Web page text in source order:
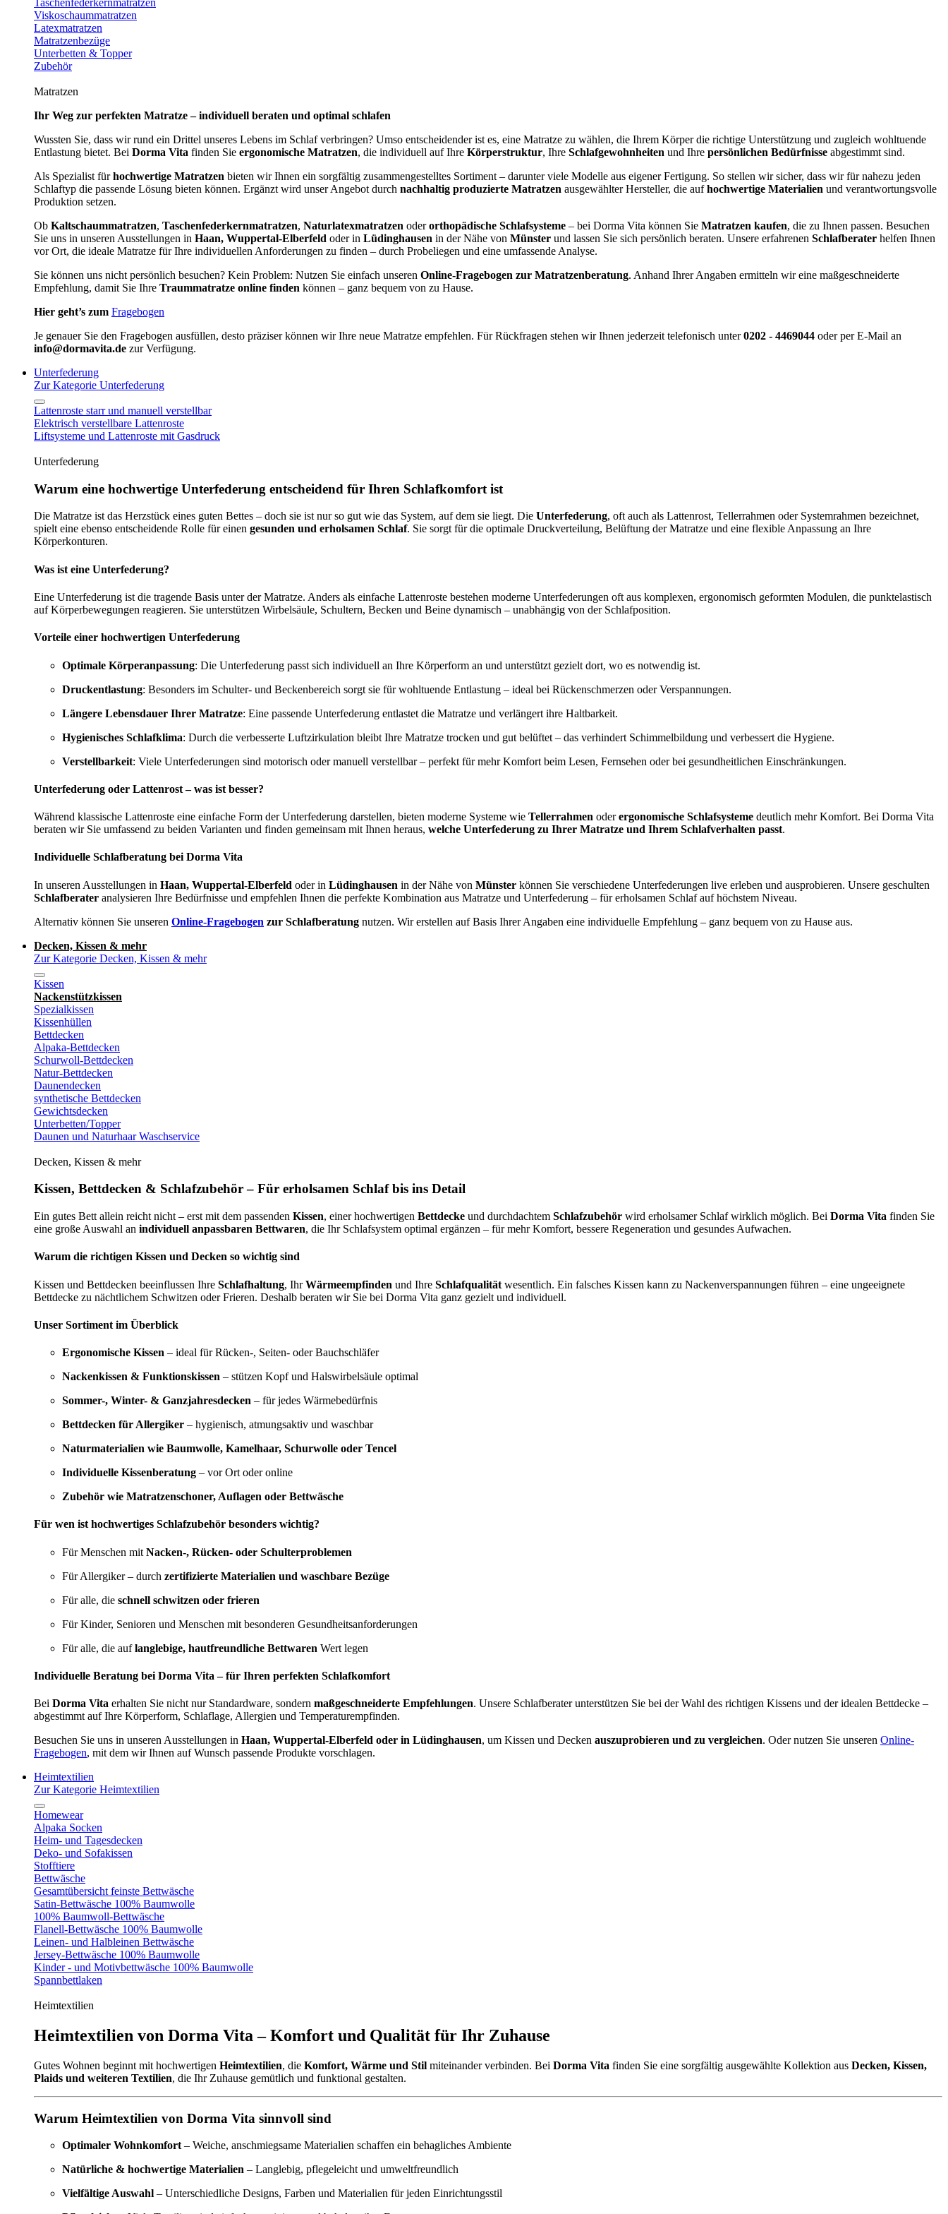
Taschenfederkernmatratzen
Viskoschaummatratzen
Latexmatratzen
Matratzenbezüge
Unterbetten & Topper
Zubehör
Matratzen
Ihr Weg zur perfekten Matratze – individuell beraten und optimal schlafen
Wussten Sie, dass wir rund ein Drittel unseres Lebens im Schlaf verbringen? Umso entscheidender ist es, eine Matratze zu wählen, die Ihrem Körper die richtige Unterstützung und zugleich wohltuende
Entlastung bietet. Bei Dorma Vita finden Sie ergonomische Matratzen, die individuell auf Ihre Körperstruktur, Ihre Schlafgewohnheiten und Ihre persönlichen Bedürfnisse abgestimmt sind.
Als Spezialist fürhochwertige Matratzen bieten wir Ihnen ein sorgfältig zusammengestelltes Sortiment – darunter viele Modelle aus eigener Fertigung. So stellen wir sicher, dass wir für nahezu jeden
Schlaftyp die passende Lösung bieten können. Ergänzt wird unser Angebot durch nachhaltig produzierte Matratzen ausgewählter Hersteller, die aufhochwertige Materialien und verantwortungsvolle
Produktion setzen.
Ob Kaltschaummatratzen, Taschenfederkernmatratzen, Naturlatexmatratzen oderorthopädische Schlafsysteme – bei Dorma Vita können Sie Matratzen kaufen, die zu Ihnen passen. Besuchen
Sie uns in unseren Ausstellungen in Haan, Wuppertal-Elberfeld oder in Lüdinghausen in der Nähe von Münster und lassen Sie sich persönlich beraten. Unsere erfahrenen Schlafberater helfen Ihnen
vor Ort, die ideale Matratze für Ihre individuellen Anforderungen zu finden – durch Probeliegen und eine umfassende Analyse.
Sie können uns nicht persönlich besuchen? Kein Problem: Nutzen Sie einfach unseren Online-Fragebogen zur Matratzenberatung. Anhand Ihrer Angaben ermitteln wir eine maßgeschneiderte
Empfehlung, damit Sie Ihre Traummatratze online finden können – ganz bequem von zu Hause.
Hier geht’s zum Fragebogen
Je genauer Sie den Fragebogen ausfüllen, desto präziser können wir Ihre neue Matratze empfehlen. Für Rückfragen stehen wir Ihnen jederzeit telefonisch unter0202 - 4469044 oder per E-Mail an
info@dormavita.de zur Verfügung.
Unterfederung
Zur Kategorie Unterfederung
Lattenroste starr und manuell verstellbar
Elektrisch verstellbare Lattenroste
Liftsysteme und Lattenroste mit Gasdruck
Unterfederung
Warum eine hochwertige Unterfederung entscheidend für Ihren Schlafkomfort ist
Die Matratze ist das Herzstück eines guten Bettes – doch sie ist nur so gut wie das System, auf dem sie liegt. Die Unterfederung, oft auch als Lattenrost, Tellerrahmen oder Systemrahmen bezeichnet,
spielt eine ebenso entscheidende Rolle für einen gesunden und erholsamen Schlaf. Sie sorgt für die optimale Druckverteilung, Belüftung der Matratze und eine flexible Anpassung an Ihre
Körperkonturen.
Was ist eine Unterfederung?
Eine Unterfederung ist die tragende Basis unter der Matratze. Anders als einfache Lattenroste bestehen moderne Unterfederungen oft aus komplexen, ergonomisch geformten Modulen, die punktelastisch
auf Körperbewegungen reagieren. Sie unterstützen Wirbelsäule, Schultern, Becken und Beine dynamisch – unabhängig von der Schlafposition.
Vorteile einer hochwertigen Unterfederung
Optimale Körperanpassung: Die Unterfederung passt sich individuell an Ihre Körperform an und unterstützt gezielt dort, wo es notwendig ist.
Druckentlastung: Besonders im Schulter- und Beckenbereich sorgt sie für wohltuende Entlastung – ideal bei Rückenschmerzen oder Verspannungen.
Längere Lebensdauer Ihrer Matratze: Eine passende Unterfederung entlastet die Matratze und verlängert ihre Haltbarkeit.
Hygienisches Schlafklima: Durch die verbesserte Luftzirkulation bleibt Ihre Matratze trocken und gut belüftet – das verhindert Schimmelbildung und verbessert die Hygiene.
Verstellbarkeit: Viele Unterfederungen sind motorisch oder manuell verstellbar – perfekt für mehr Komfort beim Lesen, Fernsehen oder bei gesundheitlichen Einschränkungen.
Unterfederung oder Lattenrost – was ist besser?
Während klassische Lattenroste eine einfache Form der Unterfederung darstellen, bieten moderne Systeme wie Tellerrahmen oderergonomische Schlafsysteme deutlich mehr Komfort. Bei Dorma Vita
beraten wir Sie umfassend zu beiden Varianten und finden gemeinsam mit Ihnen heraus, welche Unterfederung zu Ihrer Matratze und Ihrem Schlafverhalten passt.
Individuelle Schlafberatung bei Dorma Vita
In unseren Ausstellungen in Haan, Wuppertal-Elberfeld oder in Lüdinghausen in der Nähe von Münster können Sie verschiedene Unterfederungen live erleben und ausprobieren. Unsere geschulten
Schlafberater analysieren Ihre Bedürfnisse und empfehlen Ihnen die perfekte Kombination aus Matratze und Unterfederung – für erholsamen Schlaf auf höchstem Niveau.
Alternativ können Sie unseren Online-Fragebogen zur Schlafberatung nutzen. Wir erstellen auf Basis Ihrer Angaben eine individuelle Empfehlung – ganz bequem von zu Hause aus.
Decken, Kissen & mehr
Zur Kategorie Decken, Kissen & mehr
Kissen
Nackenstützkissen
Spezialkissen
Kissenhüllen
Bettdecken
Alpaka-Bettdecken
Schurwoll-Bettdecken
Natur-Bettdecken
Daunendecken
synthetische Bettdecken
Gewichtsdecken
Unterbetten/Topper
Daunen und Naturhaar Waschservice
Decken, Kissen & mehr
Kissen, Bettdecken & Schlafzubehör – Für erholsamen Schlaf bis ins Detail
Ein gutes Bett allein reicht nicht – erst mit dem passenden Kissen, einer hochwertigen Bettdecke und durchdachtem Schlafzubehör wird erholsamer Schlaf wirklich möglich. Bei Dorma Vita finden Sie
eine große Auswahl an individuell anpassbaren Bettwaren, die Ihr Schlafsystem optimal ergänzen – für mehr Komfort, bessere Regeneration und gesundes Aufwachen.
Warum die richtigen Kissen und Decken so wichtig sind
Kissen und Bettdecken beeinflussen Ihre Schlafhaltung, IhrWärmeempfinden und Ihre Schlafqualität wesentlich. Ein falsches Kissen kann zu Nackenverspannungen führen – eine ungeeignete
Bettdecke zu nächtlichem Schwitzen oder Frieren. Deshalb beraten wir Sie bei Dorma Vita ganz gezielt und individuell.
Unser Sortiment im Überblick
Ergonomische Kissen – ideal für Rücken-, Seiten- oder Bauchschläfer
Nackenkissen & Funktionskissen – stützen Kopf und Halswirbelsäule optimal
Sommer-, Winter- & Ganzjahresdecken – für jedes Wärmebedürfnis
Bettdecken für Allergiker – hygienisch, atmungsaktiv und waschbar
Naturmaterialien wie Baumwolle, Kamelhaar, Schurwolle oder Tencel
Individuelle Kissenberatung – vor Ort oder online
Zubehör wie Matratzenschoner, Auflagen oder Bettwäsche
Für wen ist hochwertiges Schlafzubehör besonders wichtig?
Für Menschen mit Nacken-, Rücken- oder Schulterproblemen
Für Allergiker – durch zertifizierte Materialien und waschbare Bezüge
Für alle, die schnell schwitzen oder frieren
Für Kinder, Senioren und Menschen mit besonderen Gesundheitsanforderungen
Für alle, die auflanglebige, hautfreundliche Bettwaren Wert legen
Individuelle Beratung bei Dorma Vita – für Ihren perfekten Schlafkomfort
Bei Dorma Vita erhalten Sie nicht nur Standardware, sondern maßgeschneiderte Empfehlungen. Unsere Schlafberater unterstützen Sie bei der Wahl des richtigen Kissens und der idealen Bettdecke –
abgestimmt auf Ihre Körperform, Schlaflage, Allergien und Temperaturempfinden.
Besuchen Sie uns in unseren Ausstellungen in Haan, Wuppertal-Elberfeld oder in Lüdinghausen, um Kissen und Decken auszuprobieren und zu vergleichen. Oder nutzen Sie unseren Online-
Fragebogen, mit dem wir Ihnen auf Wunsch passende Produkte vorschlagen.
Heimtextilien
Zur Kategorie Heimtextilien
Homewear
Alpaka Socken
Heim- und Tagesdecken
Deko- und Sofakissen
Stofftiere
Bettwäsche
Gesamtübersicht feinste Bettwäsche
Satin-Bettwäsche 100% Baumwolle
100% Baumwoll-Bettwäsche
Flanell-Bettwäsche 100% Baumwolle
Leinen- und Halbleinen Bettwäsche
Jersey-Bettwäsche 100% Baumwolle
Kinder - und Motivbettwäsche 100% Baumwolle
Spannbettlaken
Heimtextilien
Heimtextilien von Dorma Vita – Komfort und Qualität für Ihr Zuhause
Gutes Wohnen beginnt mit hochwertigen Heimtextilien, die Komfort, Wärme und Stil miteinander verbinden. Bei Dorma Vita finden Sie eine sorgfältig ausgewählte Kollektion aus Decken, Kissen,
Plaids und weiteren Textilien, die Ihr Zuhause gemütlich und funktional gestalten.
Warum Heimtextilien von Dorma Vita sinnvoll sind
Optimaler Wohnkomfort – Weiche, anschmiegsame Materialien schaffen ein behagliches Ambiente
Natürliche & hochwertige Materialien – Langlebig, pflegeleicht und umweltfreundlich
Vielfältige Auswahl – Unterschiedliche Designs, Farben und Materialien für jeden Einrichtungsstil